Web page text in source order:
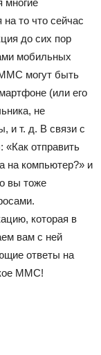
многие
то что сейчас
до сих пор
мобильных
могут быть
(или его
не
и т. д. В связи с
«Как отправить
на компьютер?» и
вы тоже
которая в
вам с ней
ответы на
ММС!